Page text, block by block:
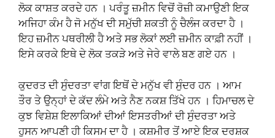
ਲੋਕ ਕਾਸ਼ਤ ਕਰਦੇ ਹਨ । ਪਰੰਤੂ ਜ਼ਮੀਨ ਵਿਚੋਂ ਰੋਜ਼ੀ ਕਮਾਉਣੀ ਇਕ
ਅਜਿਹਾ ਕੰਮ ਹੈ ਜੋ ਮਨੁੱਖ ਦੀ ਸਮੁੱਚੀ ਸ਼ਕਤੀ ਨੂੰ ਚੈਲੰਜ ਕਰਦਾ ਹੈ ।
ਇਹ ਜ਼ਮੀਨ ਪਥਰੀਲੀ ਹੈ ਅਤੇ ਸਭ ਲੋਕਾਂ ਲਈ ਜ਼ਮੀਨ ਕਾਫ਼ੀ ਨਹੀਂ ।
ਇਸੇ ਕਰਕੇ ਇਥੇ ਦੇ ਲੋਕ ਤਕੜੇ ਅਤੇ ਜੇਰੇ ਵਾਲੇ ਬਣ ਗਏ ਹਨ ।
ਕੁਦਰਤ ਦੀ ਸੁੰਦਰਤਾ ਵਾਂਗ ਇਥੋਂ ਦੇ ਮਨੁੱਖ ਵੀ ਸੁੰਦਰ ਹਨ । ਆਮ
ਤੌਰ ਤੇ ਉਨ੍ਹਾਂ ਦੇ ਕੱਦ ਲੰਮੇ ਅਤੇ ਨੈਣ ਨਕਸ਼ ਤਿੱਖੇ ਹਨ । ਹਿਮਾਚਲ ਦੇ
ਕੁਝ ਵਿਸ਼ੇਸ਼ ਇਲਾਕਿਆਂ ਦੀਆਂ ਇਸਤਰੀਆਂ ਦੀ ਸੁੰਦਰਤਾ ਅਤੇ
ਹੁਸਨ ਆਪਣੀ ਹੀ ਕਿਸਮ ਦਾ ਹੈ । ਕਸ਼ਮੀਰ ਤੋਂ ਆਏ ਇਕ ਦਰਸ਼ਕ